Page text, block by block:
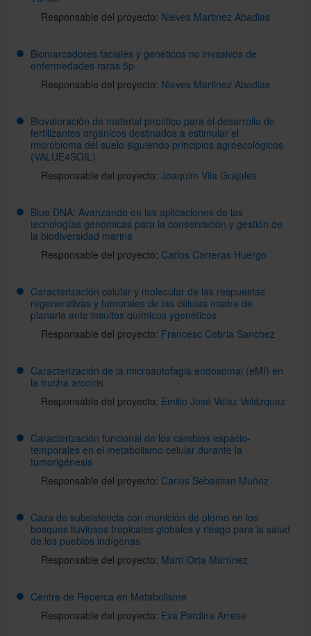
Responsable del proyecto: Nieves Martinez Abadias
Biomarcadores faciales y genéticos no invasivos de
enfermedades raras 5p-
Responsable del proyecto: Nieves Martinez Abadias
Biovaloración de material pirolítico para el desarrollo de
fertilizantes orgánicos destinados a estimular el
microbioma del suelo siguiendo principios agroecológicos
(VALUE4SOIL)
Responsable del proyecto: Joaquim Vila Grajales
Blue DNA: Avanzando en las aplicaciones de las
tecnologías genómicas para la conservación y gestión de
la biodiversidad marina
Responsable del proyecto: Carlos Carreras Huergo
Caracterización celular y molecular de las respuestas
regenerativas y tumorales de las células madre de
planaria ante insultos químicos ygenéticos
Responsable del proyecto: Francesc Cebria Sanchez
Caracterización de la microautofagia endosomal (eMI) en
la trucha arcoiris
Responsable del proyecto: Emilio José Vélez Velázquez
Caracterización funcional de los cambios espacio-
temporales en el metabolismo celular durante la
tumorigénesis
Responsable del proyecto: Carlos Sebastian Muñoz
Caza de subsistencia con munición de plomo en los
bosques lluviosos tropicales globales y riesgo para la salud
de los pueblos indígenas
Responsable del proyecto: Martí Orta Martínez
Centre de Recerca en Metabolisme
Responsable del proyecto: Eva Pardina Arrese